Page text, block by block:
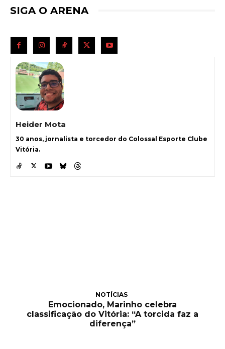
SIGA O ARENA
Heider Mota
30 anos, jornalista e torcedor do Colossal Esporte Clube
Vitória.
NOTÍCIAS
Emocionado, Marinho celebra
classificação do Vitória: “A torcida faz a
diferença”